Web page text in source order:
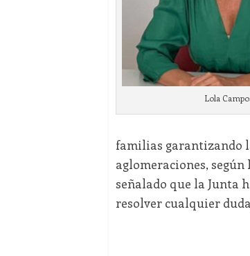
Lola
familias garantizando
aglomeraciones, según
señalado que la Junta
resolver cualquier